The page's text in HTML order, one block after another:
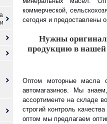
коммерческой,
сегодня и предоставлены
Нужны
продукцию в нашей
Оптом моторные масла
автомагазинов. Мы
ассортименте на складе
строгий контроль
оптом мы предлагаем